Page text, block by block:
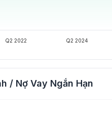
Q2 2022 Q2 2024
/ Nợ Vay Ngắn Hạn